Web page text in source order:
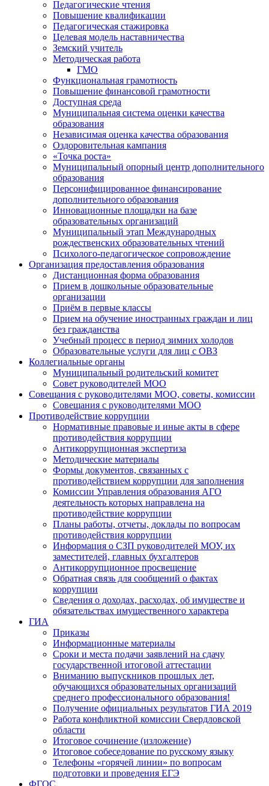
Педагогические чтения
Повышение квалификации
Педагогическая стажировка
Целевая модель наставничества
Земский учитель
Методическая работа
ГМО
Функциональная грамотность
Повышение финансовой грамотности
Доступная среда
Муниципальная система оценки качества
образования
Независимая оценка качества образования
Оздоровительная кампания
«Точка роста»
Муниципальный опорный центр дополнительного
образования
Персонифицированное финансирование
дополнительного образования
Инновационные площадки на базе
образовательных организаций
Муниципальный этап Международных
рождественских образовательных чтений
Психолого-педагогическое сопровождение
Организация предоставления образования
Дистанционная форма образования
Прием в дошкольные образовательные
организации
Приём в первые классы
Прием на обучение иностранных граждан и лиц
без гражданства
Учебный процесс в период зимних холодов
Образовательные услуги для лиц с ОВЗ
Коллегиальные органы
Муниципальный родительский комитет
Совет руководителей МОО
Совещания с руководителями МОО, советы, комиссии
Совещания с руководителями МОО
Противодействие коррупции
Нормативные правовые и иные акты в сфере
противодействия коррупции
Антикоррупционная экспертиза
Методические материалы
Формы документов, связанных с
противодействием коррупции для заполнения
Комиссии Управления образования АГО
деятельность которых направлена на
противодействие коррупции
Планы работы, отчеты, доклады по вопросам
противодействия коррупции
Информация о СЗП руководителей МОУ, их
заместителей, главных бухгалтеров
Антикоррупционное просвещение
Обратная связь для сообщений о фактах
коррупции
Сведения о доходах, расходах, об имуществе и
обязательствах имущественного характера
ГИА
Приказы
Информационные материалы
Сроки и места подачи заявлений на сдачу
государственной итоговой аттестации
Вниманию выпускников прошлых лет,
обучающихся образовательных организаций
среднего профессионального образования!
Получение официальных результатов ГИА 2019
Работа конфликтной комиссии Свердловской
области
Итоговое сочинение (изложение)
Итоговое собеседование по русскому языку
Телефоны «горячей линии» по вопросам
подготовки и проведения ЕГЭ